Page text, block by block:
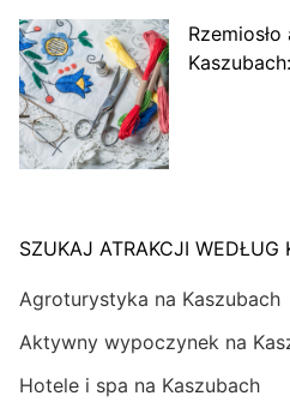
SZUKAJ ATRAKCJI WEDŁUG
Agroturystyka na Kaszubach
Aktywny wypoczynek na
Hotele i spa na Kaszubach